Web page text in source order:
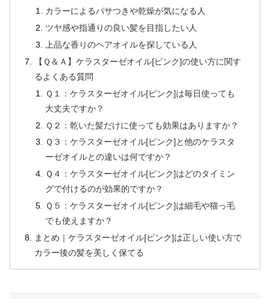
カラーによるパサつきや乾燥が気になる人
ツヤ感や指通りの良い髪を目指したい人
上品な香りのヘアオイルを探している人
【Ｑ＆Ａ】ケラスターゼオイル[ピンク]の使い方に関す
るよくある質問
Ｑ１：ケラスターゼオイル[ピンク]は毎日使っても
大丈夫ですか？
Ｑ２：乾いた髪だけに使っても効果はありますか？
Ｑ３：ケラスターゼオイル[ピンク]と他のケラスタ
ーゼオイルとの違いは何ですか？
Ｑ４：ケラスターゼオイル[ピンク]はどのタイミン
グで付けるのが効果的ですか？
Ｑ５：ケラスターゼオイル[ピンク]は細毛や猫っ毛
でも使えますか？
まとめ｜ケラスターゼオイル[ピンク]は正しい使い方で
カラー後の髪を美しく保てる